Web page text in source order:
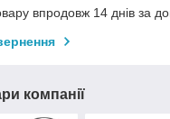
впродовж 14 днів за
компанії